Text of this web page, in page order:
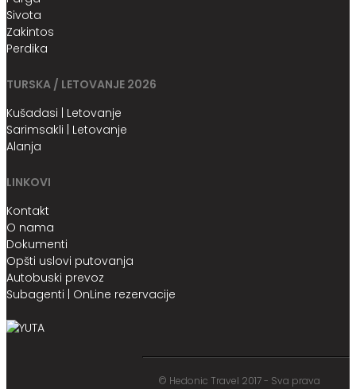
Sivota
Zakintos
Perdika
TURSKA / LETOVANJE 2026
Kušadasi | Letovanje
Sarimsakli | Letovanje
Alanja
LINKOVI
Kontakt
O nama
Dokumenti
Opšti uslovi putovanja
Autobuski prevoz
Subagenti | OnLine rezervacije
© Hedonic Travel 2017 - Sva prava